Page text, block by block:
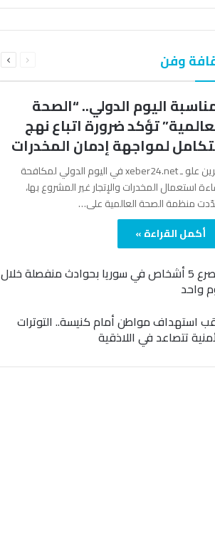
وفن الصفحةالصفحة
اليوم الدولي.. “الصحة
تؤكد ضرورة اتباع نهج
لمواجهة إدمان المخدرات
آفرين علو ـ xeber24.net في اليوم الدولي لمكافحة
استعمال المخدرات والإتجار غير المشروع بها،
منظمة الصحة العالمية على…
أكمل القراءة »
مصرع 5 أشخاص في سوريا بحوادث منفصلة خلال
واحد
استهداف مواطن أمام كنيسة.. التوترات
تتصاعد في اللاذقية